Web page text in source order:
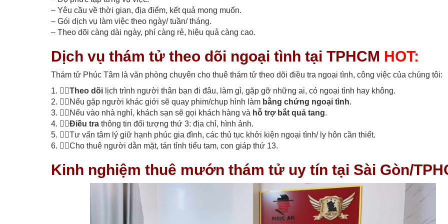
– Yêu cầu về thời gian, địa điểm, kết quả mong muốn.
– Gói dịch vụ làm việc theo ngày/ tuần/ tháng.
– Theo dõi càng dài ngày, phí càng rẻ, hiệu quả càng cao.
Dịch vụ thám tử theo dõi ngoại tình tại TPHCM HOT:
Thám tử Phúc Tâm là văn phòng chuyên cho thuê thám tử theo dõi điều tra ngoại tình, công việc của chúng tôi:
1. 🕵🏽Theo dõi lịch trình người thân bạn đi đâu, làm gì, gặp gỡ những ai, có ngoại tình hay không.
2. 🕵🏽Nếu gặp người khác giới sẽ quay phim/chụp hình làm bằng chứng ngoại tình.
3. 🕵🏽Nếu vào nhà nghỉ, khách sạn sẽ gọi khách hàng và hỗ trợ bắt quả tang.
4. 🕵🏽Điều tra thông tin đối tượng thứ 3: địa chỉ, hình ảnh.
5. 🕵🏽Tư vấn tâm lý giữ hạnh phúc gia đình, các thủ tục khởi kiện ngoại tình/ ly hôn cần thiết.
6. 🕵🏽Cho thuê người dằn mặt, tán tỉnh tiểu tam, con giáp thứ 13.
Kinh nghiệm thuê mướn thám tử uy tín tại Sài Gòn/